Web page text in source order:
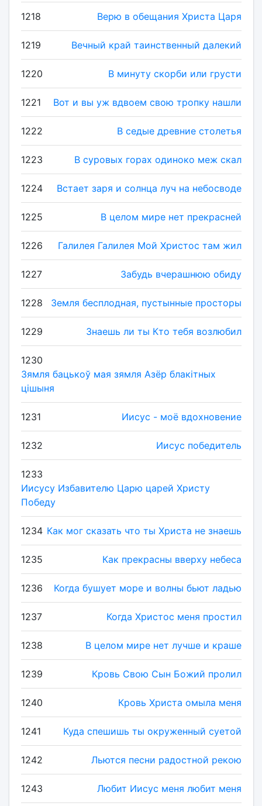
1218 Верю в обещания Христа Царя
1219 Вечный край таинственный далекий
1220 В минуту скорби или грусти
1221 Вот и вы уж вдвоем свою тропку нашли
1222 В седые древние столетья
1223 В суровых горах одиноко меж скал
1224 Встает заря и солнца луч на небосводе
1225 В целом мире нет прекрасней
1226 Галилея Галилея Мой Христос там жил
1227 Забудь вчерашнюю обиду
1228 Земля бесплодная, пустынные просторы
1229 Знаешь ли ты Кто тебя возлюбил
1230
Зямля бацькоў мая зямля Азёр блакітных
цішыня
1231 Иисус - моё вдохновение
1232 Иисус победитель
1233
Иисусу Избавителю Царю царей Христу
Победу
1234 Как мог сказать что ты Христа не знаешь
1235 Как прекрасны вверху небеса
1236 Когда бушует море и волны бьют ладью
1237 Когда Христос меня простил
1238 В целом мире нет лучше и краше
1239 Кровь Свою Сын Божий пролил
1240 Кровь Христа омыла меня
1241 Куда спешишь ты окруженный суетой
1242 Льются песни радостной рекою
1243 Любит Иисус меня любит меня